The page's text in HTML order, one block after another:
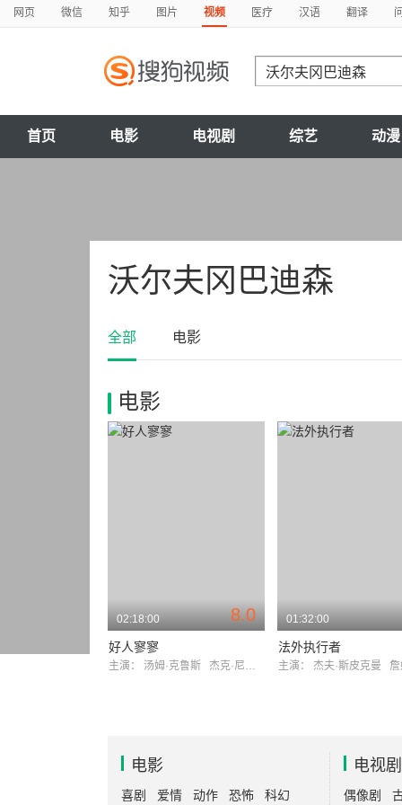
网页 微信 知乎 图片 视频 医疗 汉语 翻译
首页 电影 电视剧 综艺 动漫
沃尔夫冈巴迪森
全部 电影
电影
8.0
02:18:00
好人寥寥
主演： 汤姆·克鲁斯 杰克·尼科尔森
01:32:00
法外执行者
主演： 杰夫·斯皮克曼 詹姆
电影
喜剧 爱情 动作 恐怖 科幻
电视剧
偶像剧